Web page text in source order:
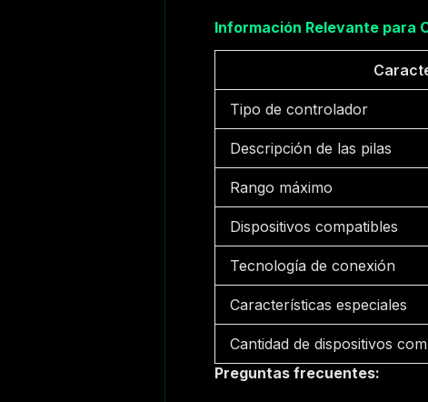
Información Relevante para
Tipo de controlador
Descripción de las pilas
Rango máximo
Dispositivos compatibles
Tecnología de conexión
Características especiales
Cantidad de dispositivos
Preguntas frecuentes: